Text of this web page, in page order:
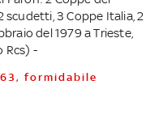
3 Coppe Italia, 2
del 1979 a Trieste,
Rcs) -